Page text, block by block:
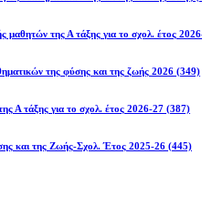
μαθητών της Α τάξης για το
της φύσης και της ζωής 2026 (349)
Α τάξης για το σχολ. έτος 2026-27 (387)
και της Ζωής-Σχολ. Έτος 2025-26 (445)